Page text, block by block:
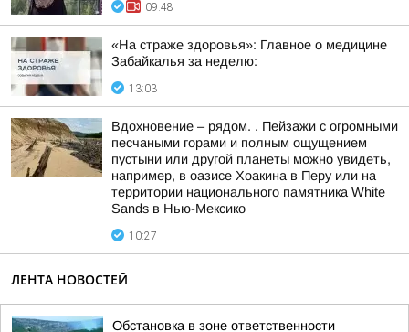
09:48
«На страже здоровья»: Главное о медицине
Забайкалья за неделю:
13:03
Вдохновение – рядом. . Пейзажи с огромными
песчаными горами и полным ощущением
пустыни или другой планеты можно увидеть,
например, в оазисе Хоакина в Перу или на
территории национального памятника White
Sands в Нью-Мексико
10:27
ЛЕНТА НОВОСТЕЙ
Обстановка в зоне ответственности